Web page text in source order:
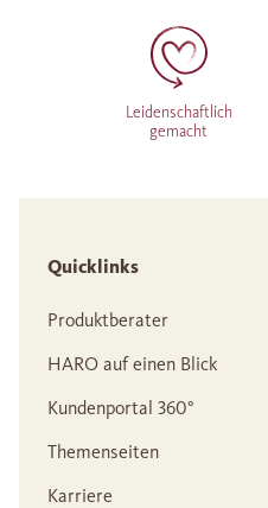
Leidenschaftlich
gemacht
Quicklinks
Produktberater
HARO auf einen Blick
Kundenportal 360°
Themenseiten
Karriere